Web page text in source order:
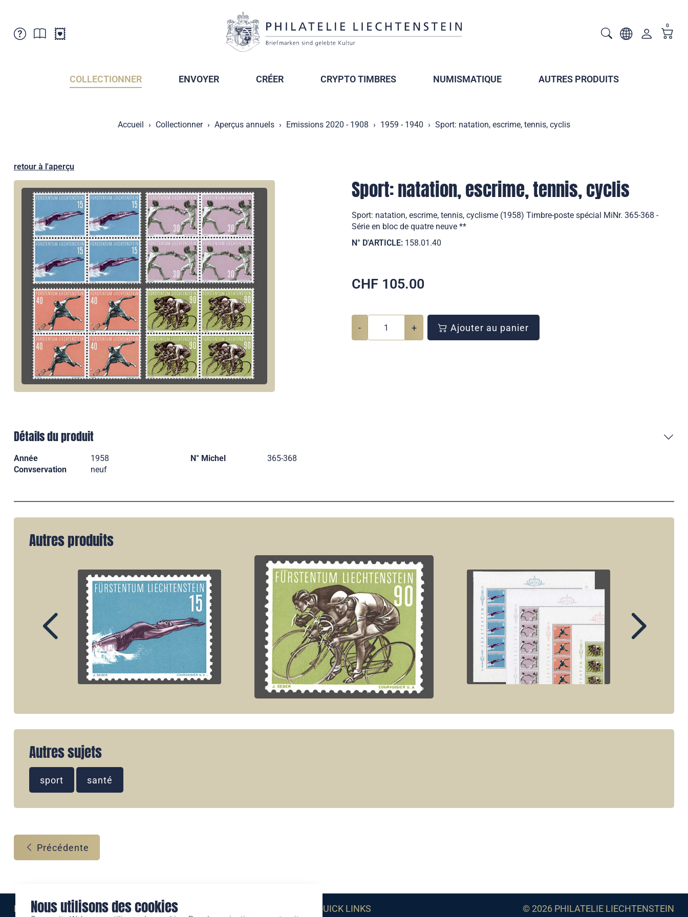
Nous utilisons des cookies
Points de vente
Abonnement
Archives des timbrage
0
COLLECTIONNER ENVOYER CRÉER CRYPTO TIMBRES NUMISMATIQUE AUTRES PRODUITS
Accueil Collectionner Aperçus annuels Emissions 2020 - 1908 1959 - 1940 Sport: natation, escrime, tennis, cyclis
retour à l'aperçu
Sport: natation, escrime, tennis, cyclis
Sport: natation, escrime, tennis, cyclisme (1958) Timbre-poste spécial MiNr. 365-368 -
Série en bloc de quatre neuve **
N° D'ARTICLE: 158.01.40
CHF 105.00
- + Ajouter au panier
Détails du produit
Année 1958 N° Michel
365-368
Convservation
neuf
Autres produits
Autres sujets
sport santé
Précédente
Eine Marke der QUICK LINKS © 2026 PHILATELIE LIECHTENSTEIN